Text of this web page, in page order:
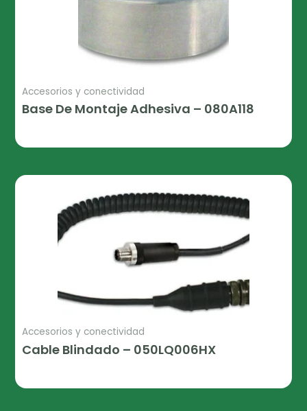
Accesorios y conectividad
Base De Montaje Adhesiva – 080A118
Accesorios y conectividad
Cable Blindado – 050LQ006HX